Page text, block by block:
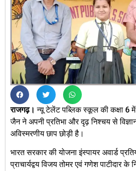
राजगढ़। न्यू टेलेंट पब्लिक स्कूल की कक्षा 6
जैन ने अपनी प्रतिभा और दृढ़ निश्चय से
अविस्मरणीय छाप छोड़ी है।
भारत सरकार की योजना इंस्पायर अवार्ड
प्राचार्यद्वय विजय तोमर एवं गणेश पाटीदार के